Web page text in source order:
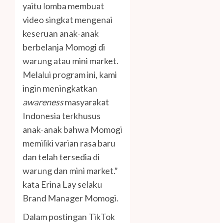
yaitu lomba membuat
video singkat mengenai
keseruan anak-anak
berbelanja Momogi di
warung atau mini market.
Melalui program ini, kami
ingin meningkatkan
awarenessmasyarakat
Indonesia terkhusus
anak-anak bahwa Momogi
memiliki varian rasa baru
dan telah tersedia di
warung dan mini market.”
kata Erina Lay selaku
Brand Manager Momogi.
Dalam postingan TikTok